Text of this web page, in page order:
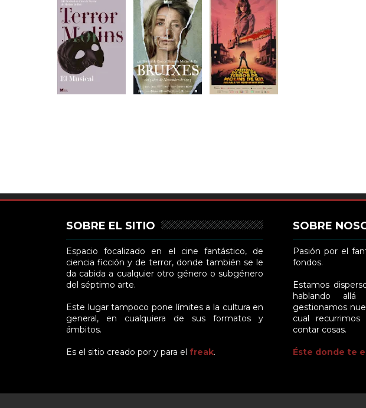
SOBRE EL SITIO
Espacio focalizado en el cine fantástico, de
ciencia ficción y de terror, donde también se le
da cabida a cualquier otro género o subgénero
del séptimo arte.
Este lugar tampoco pone límites a la cultura en
general, en cualquiera de sus formatos y
ámbitos.
Es el sitio creado por y para el freak.
SOBRE
Pasión por el
fondos.
Estamos
hablando
gestionamos
cual
contar cosas.
Éste donde te